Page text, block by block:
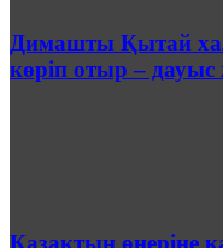
Димашты Қытай
көріп отыр –
Қазақтың өнеріне